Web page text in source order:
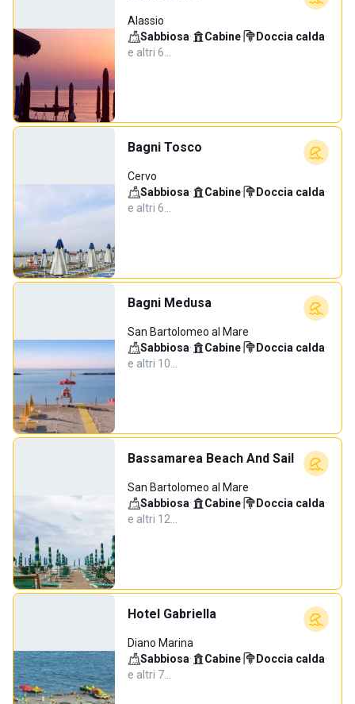
Alassio
Sabbiosa· Cabine· Doccia calda·
e altri 6…
Bagni Tosco
Cervo
Sabbiosa· Cabine· Doccia calda·
e altri 6…
Bagni Medusa
San Bartolomeo al Mare
Sabbiosa· Cabine· Doccia calda·
e altri 10…
Bassamarea Beach And Sail
San Bartolomeo al Mare
Sabbiosa· Cabine· Doccia calda·
e altri 12…
Hotel Gabriella
Diano Marina
Sabbiosa· Cabine· Doccia calda·
e altri 7…